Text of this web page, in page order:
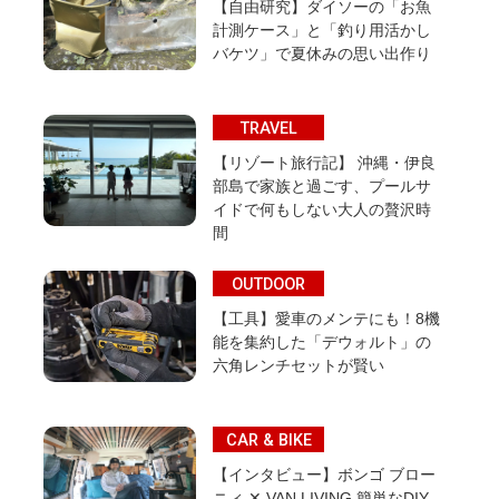
【自由研究】ダイソーの「お魚
計測ケース」と「釣り用活かし
バケツ」で夏休みの思い出作り
TRAVEL
【リゾート旅行記】 沖縄・伊良
部島で家族と過ごす、プールサ
イドで何もしない大人の贅沢時
間
OUTDOOR
【工具】愛車のメンテにも！8機
能を集約した「デウォルト」の
六角レンチセットが賢い
CAR & BIKE
【インタビュー】ボンゴ ブロー